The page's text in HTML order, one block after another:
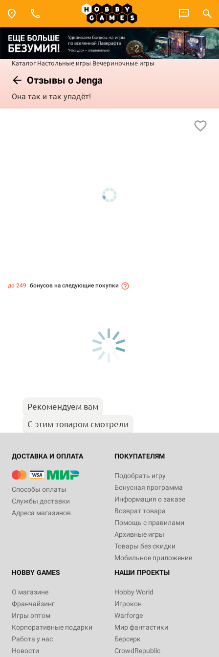
Каталог Настольные игры Вечериночные игры
Отзывы о Jenga
Она так и так упадёт!
до 249 бонусов на следующие покупки
Рекомендуем вам
С этим товаром смотрели
ДОСТАВКА И ОПЛАТА
Способы оплаты
Службы доставки
Адреса магазинов
ПОКУПАТЕЛЯМ
Подобрать игру
Бонусная программа
Информация о заказе
Возврат товара
Помощь с правилами
Архивные игры
Товары без скидки
Мобильное приложение
HOBBY GAMES
О магазине
Франчайзинг
Игры оптом
Корпоративные подарки
Работа у нас
Новости
НАШИ ПРОЕКТЫ
Hobby World
Игрокон
Warforge
Мир фантастики
Берсерк
CrowdRepublic